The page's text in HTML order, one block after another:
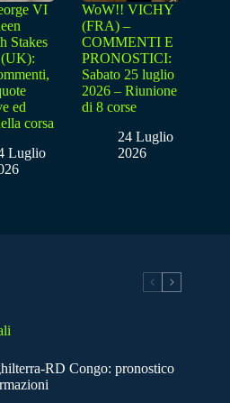
VI
Stakes
ed
corsa
Luglio
WoW!! VICHY
(FRA) –
COMMENTI E
PRONOSTICI:
Sabato 25 luglio
2026 – Riunione
di 8 corse
24 Luglio
2026
RD Congo: pronostico